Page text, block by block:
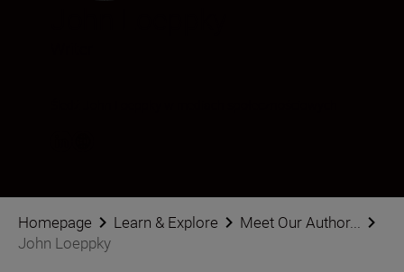
Homepage Learn & Explore
Meet Our Author...
John Loeppky